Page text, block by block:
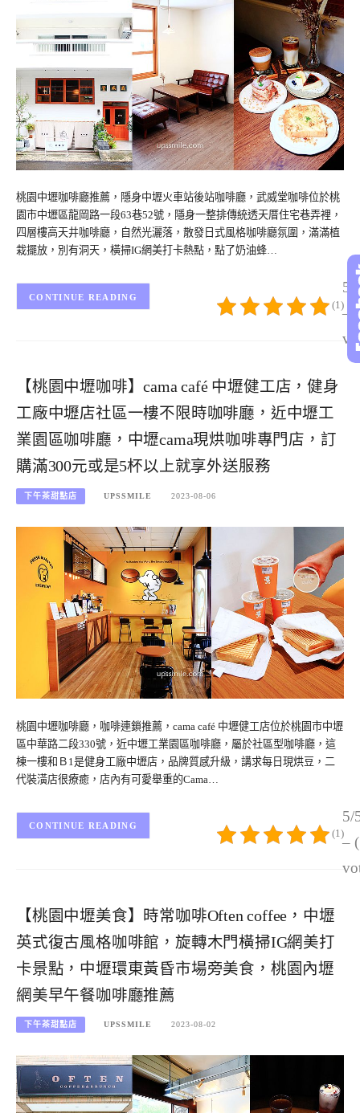
桃園中壢咖啡廳推薦，隱身中壢火車站後站咖啡廳，武威堂咖啡位於桃
園市中壢區龍岡路一段63巷52號，隱身一整排傳統透天厝住宅巷弄裡，
四層樓高天井咖啡廳，自然光灑落，散發日式風格咖啡廳氛圍，滿滿植
栽擺放，別有洞天，橫掃IG網美打卡熱點，點了奶油蜂…
5/
–
(1)
CONTINUE READING
【桃園中壢咖啡】cama café 中壢健工店，健身
工廠中壢店社區一樓不限時咖啡廳，近中壢工
業園區咖啡廳，中壢cama現烘咖啡專門店，訂
購滿300元或是5杯以上就享外送服務
下午茶甜點店 UPSSMILE 2023-08-06
桃園中壢咖啡廳，咖啡連鎖推薦，cama café 中壢健工店位於桃園市中壢
區中華路二段330號，近中壢工業園區咖啡廳，屬於社區型咖啡廳，這
棟一樓和Ｂ1是健身工廠中壢店，品牌質感升級，講求每日現烘豆，二
代裝潢店很療癒，店內有可愛舉重的Cama…
5/
–
(1)
CONTINUE READING
【桃園中壢美食】時常咖啡Often coffee，中壢
英式復古風格咖啡館，旋轉木門橫掃IG網美打
卡景點，中壢環東黃昏市場旁美食，桃園內壢
網美早午餐咖啡廳推薦
下午茶甜點店 UPSSMILE 2023-08-02